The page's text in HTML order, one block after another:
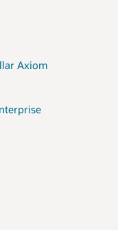
Axiom